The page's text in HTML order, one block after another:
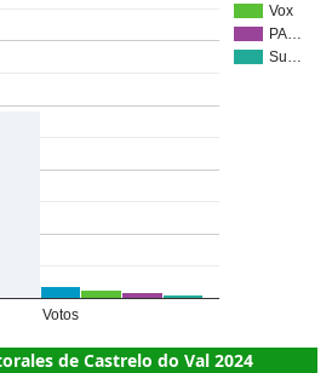
Vox
PA…
Su…
Votos
de Castrelo do Val 2024